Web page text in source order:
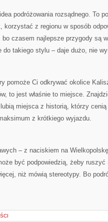
podróżowania rozsądnego. To
korzystać z regionu w sposób
czasem najlepsze przygody są
takiego stylu – daje dużo, nie
pomoże Ci odkrywać okolice
to jest właśnie to miejsce.
miejsca z historią, którzy cenią
z krótkiego wyjazdu.
– z naciskiem na
być podpowiedzią, żeby
niż mówią stereotypy. Bo